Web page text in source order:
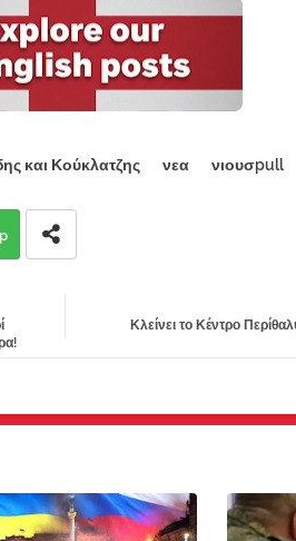
και Κούκλατζης νεα νιουσpull
Κλείνει το Κέντρο